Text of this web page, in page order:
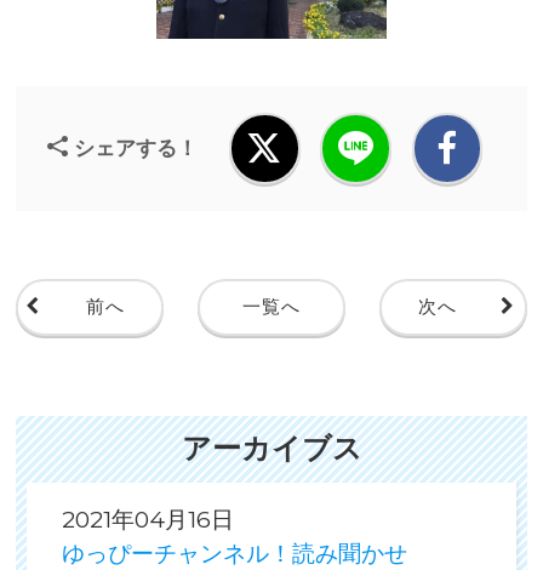
シェアする！
前へ 一覧へ 次へ
アーカイブス
2021年04月16日
ゆっぴーチャンネル！読み聞かせ